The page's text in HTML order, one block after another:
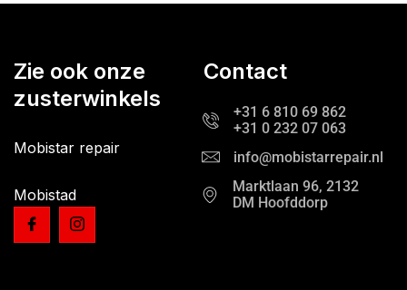
Zie ook onze
zusterwinkels
Mobistar repair
Mobistad
Contact
+31 6 810 69 862
+31 0 232 07 063
info@mobistarrepair.nl
Marktlaan 96, 2132
DM Hoofddorp